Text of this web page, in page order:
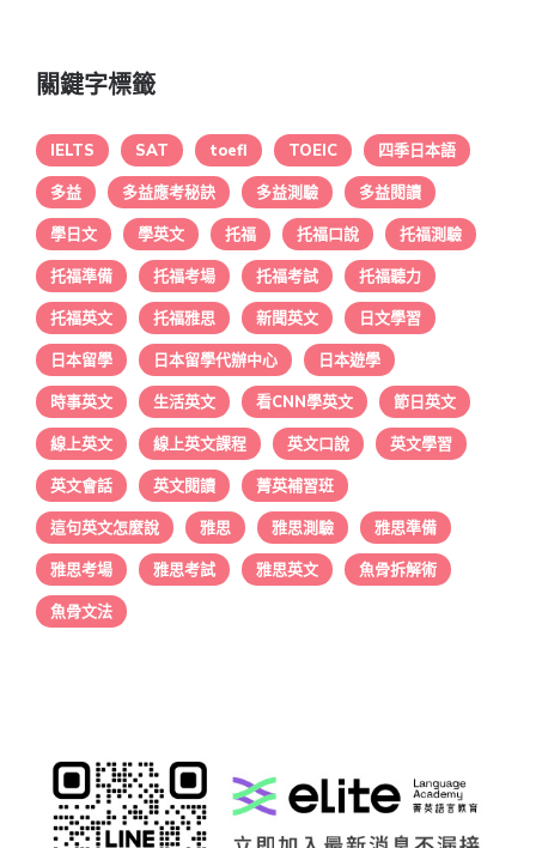
關鍵字標籤
IELTS SAT toefl TOEIC 四季日本語
多益 多益應考秘訣 多益測驗 多益閱讀
學日文 學英文 托福 托福口說 托福測驗
托福準備 托福考場 托福考試 托福聽力
托福英文 托福雅思 新聞英文 日文學習
日本留學 日本留學代辦中心 日本遊學
時事英文 生活英文 看CNN學英文 節日英文
線上英文 線上英文課程 英文口說 英文學習
英文會話 英文閱讀 菁英補習班
這句英文怎麼說 雅思 雅思測驗 雅思準備
雅思考場 雅思考試 雅思英文 魚骨拆解術
魚骨文法